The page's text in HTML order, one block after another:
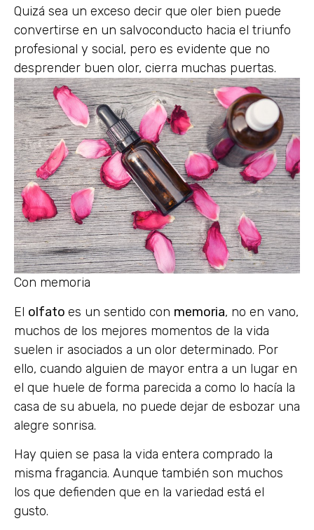
Quizá sea un exceso decir que oler bien puede
convertirse en un salvoconducto hacia el triunfo
profesional y social, pero es evidente que no
desprender buen olor, cierra muchas puertas.
Con memoria
El olfato es un sentido con memoria, no en vano,
muchos de los mejores momentos de la vida
suelen ir asociados a un olor determinado. Por
ello, cuando alguien de mayor entra a un lugar en
el que huele de forma parecida a como lo hacía la
casa de su abuela, no puede dejar de esbozar una
alegre sonrisa.
Hay quien se pasa la vida entera comprado la
misma fragancia. Aunque también son muchos
los que defienden que en la variedad está el
gusto.